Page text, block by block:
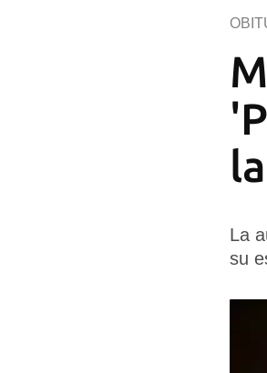
La
su